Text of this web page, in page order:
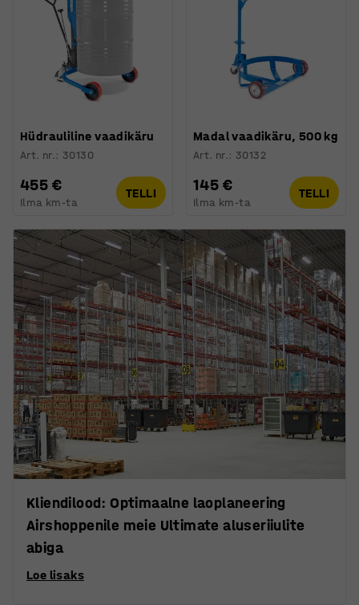
Hüdrauliline vaadikäru
Art. nr.: 30130
455 €
Ilma km-ta
TELLI
Madal vaadikäru, 500 kg
Art. nr.: 30132
145 €
Ilma km-ta
TELLI
Kliendilood: Optimaalne laoplaneering
Airshoppenile meie Ultimate aluseriiulite
abiga
Loe lisaks